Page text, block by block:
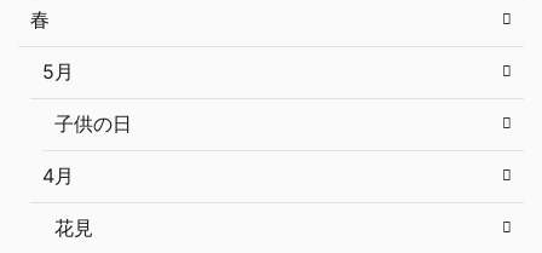
春
5月
子供の日
4月
花見